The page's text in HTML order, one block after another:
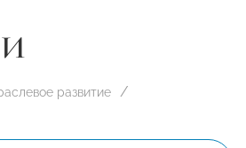
развитие